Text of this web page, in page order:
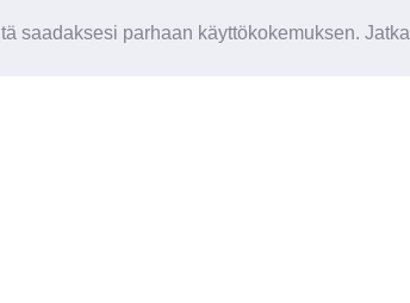
saadaksesi parhaan käyttökokemuksen.